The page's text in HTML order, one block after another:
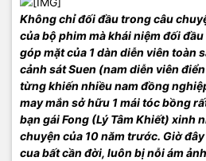
Không chỉ đối đầu trong câu
của bộ phim mà khái niệm đối
góp mặt của 1 dàn diễn viên toàn
cảnh sát Suen (nam diễn viên
từng khiến nhiều nam đồng
may mắn sở hữu 1 mái tóc bồng
bạn gái Fong (Lý Tâm Khiết) xinh
chuyện của 10 năm trước. Giờ
cua bất cần đời, luôn bị nỗi ám